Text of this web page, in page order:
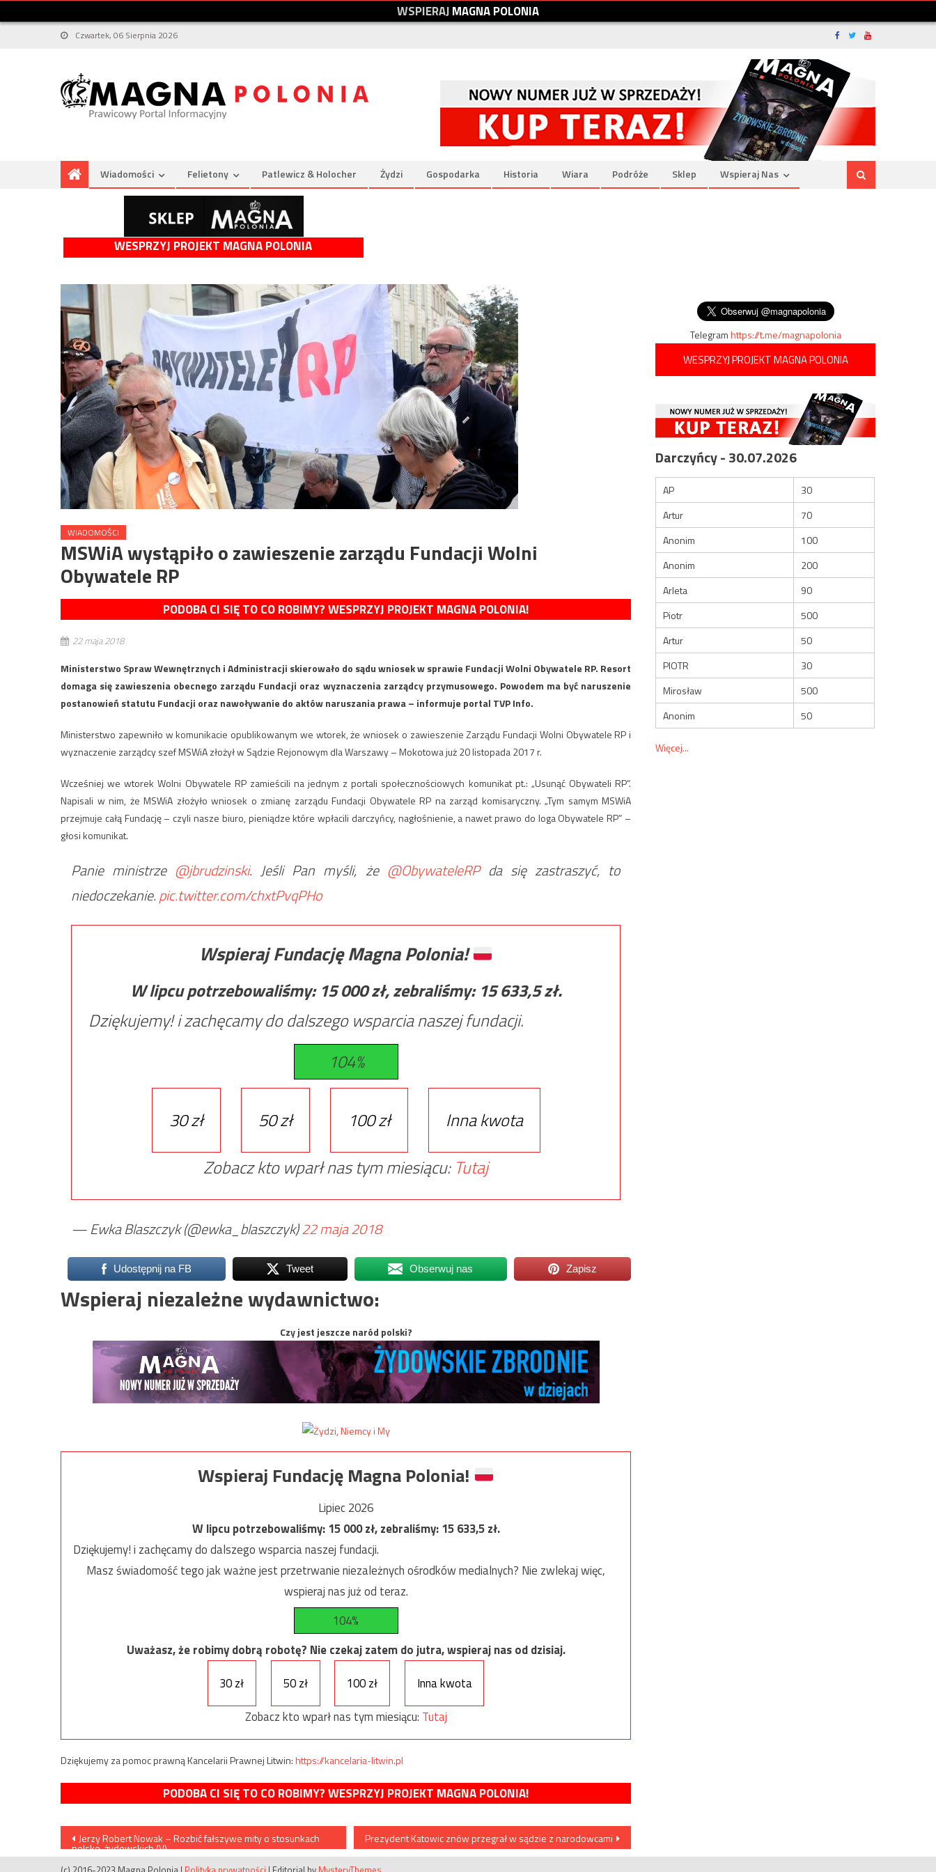
WSPIERAJMAGNAPOLONIA
Czwartek, 06 Sierpnia 2026
Wiadomości Felietony Patlewicz & Holocher Żydzi Gospodarka Historia Wiara Podróże Sklep Wspieraj Nas
WESPRZYJ PROJEKT MAGNA POLONIA
WIADOMOŚCI
MSWiA wystąpiło o zawieszenie zarządu Fundacji Wolni
Obywatele RP
PODOBA CI SIĘ TO CO ROBIMY? WESPRZYJ PROJEKT MAGNA POLONIA!
22 maja 2018
Ministerstwo Spraw Wewnętrznych i Administracji skierowało do sądu wniosek w sprawie Fundacji Wolni Obywatele RP. Resort
domaga się zawieszenia obecnego zarządu Fundacji oraz wyznaczenia zarządcy przymusowego. Powodem ma być naruszenie
postanowień statutu Fundacji oraz nawoływanie do aktów naruszania prawa – informuje portal TVP Info.
Ministerstwo zapewniło w komunikacie opublikowanym we wtorek, że wniosek o zawieszenie Zarządu Fundacji Wolni Obywatele RP i
wyznaczenie zarządcy szef MSWiA złożył w Sądzie Rejonowym dla Warszawy – Mokotowa już 20 listopada 2017 r.
Wcześniej we wtorek Wolni Obywatele RP zamieścili na jednym z portali społecznościowych komunikat pt.: „Usunąć Obywateli RP”.
Napisali w nim, że MSWiA złożyło wniosek o zmianę zarządu Fundacji Obywatele RP na zarząd komisaryczny. „Tym samym MSWiA
przejmuje całą Fundację – czyli nasze biuro, pieniądze które wpłacili darczyńcy, nagłośnienie, a nawet prawo do loga Obywatele RP” –
głosi komunikat.
Panie ministrze @jbrudzinski. Jeśli Pan myśli, że @ObywateleRPda się zastraszyć, to
niedoczekanie.pic.twitter.com/chxtPvqPHo
Wspieraj Fundację Magna Polonia!
W lipcu potrzebowaliśmy: 15 000zł, zebraliśmy: 15 633,5zł.
Dziękujemy! i zachęcamy do dalszego wsparcia naszej fundacji.
104%
30 zł 50 zł 100 zł
Inna kwota
Zobacz kto wparł nas tym miesiącu: Tutaj
— Ewka Blaszczyk (@ewka_blaszczyk)22 maja 2018
Udostępnij na FB Tweet Obserwuj nas Zapisz
Wspieraj niezależne wydawnictwo:
Czy jest jeszcze naród polski?
Wspieraj Fundację Magna Polonia!
Lipiec 2026
W lipcu potrzebowaliśmy:15 000zł, zebraliśmy:15 633,5zł.
Dziękujemy! i zachęcamy do dalszego wsparcia naszej fundacji.
Masz świadomość tego jak ważne jest przetrwanie niezależnych ośrodków medialnych? Nie zwlekaj więc,
wspieraj nas już od teraz.
104%
Uważasz, że robimy dobrą robotę? Nie czekaj zatem do jutra, wspieraj nas od dzisiaj.
30 zł
50 zł 100 zł
Inna kwota
Zobacz kto wparł nas tym miesiącu: Tutaj
Dziękujemy za pomoc prawną Kancelarii Prawnej Litwin:https://kancelaria-litwin.pl
PODOBA CI SIĘ TO CO ROBIMY? WESPRZYJ PROJEKT MAGNA POLONIA!
Nawigacja
wpisu
Jerzy Robert Nowak – Rozbić fałszywe mity o stosunkach
polsko-żydowskich (V)
Prezydent Katowic znów przegrał w sądzie z narodowcami
Telegramhttps://t.me/magnapolonia
WESPRZYJ PROJEKT MAGNA POLONIA
Darczyńcy - 30.07.2026
AP
30
Artur
70
Anonim
100
Anonim
200
Arleta
90
Piotr
500
Artur
50
PIOTR
30
Mirosław
500
Anonim
50
Więcej...